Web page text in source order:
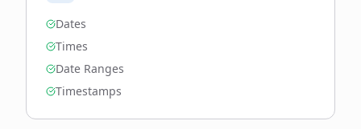
Dates
Times
Date Ranges
Timestamps